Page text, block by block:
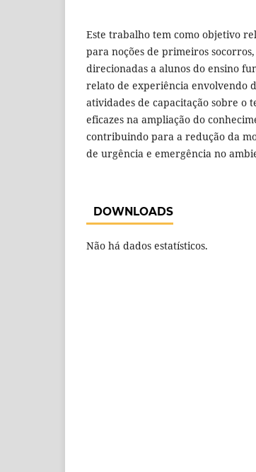
Este trabalho tem como objetivo
para noções de primeiros
direcionadas a alunos do ensino
relato de experiência envolvendo
atividades de capacitação sobre o
eficazes na ampliação do
contribuindo para a redução da
de urgência e emergência no
DOWNLOADS
Não há dados estatísticos.